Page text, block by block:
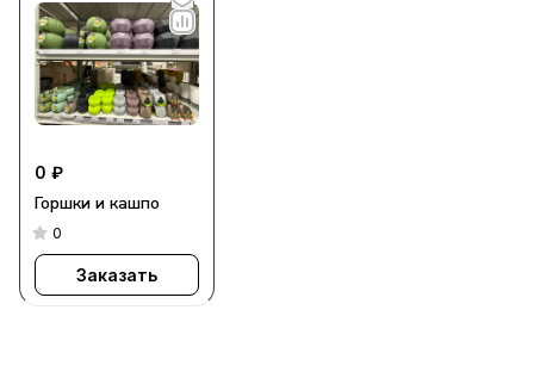
0 ₽
Горшки и кашпо
0
Заказать